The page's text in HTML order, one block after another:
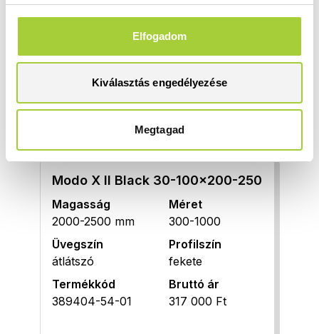
Elfogadom
Kiválasztás engedélyezése
Megtagad
variációit nézheti meg. Egyes kész termék
jelenti, hogy a rendelésnél több termékkód
megadására is szükség lehet. Ha a termék
kiválasztásában segítségre van szüksége,
Modo X II Black 30-100x200-250
Magasság
2000-2500 mm
Méret
300-1000
Üvegszín
átlátszó
Profilszín
fekete
Termékkód
389404-54-01
Bruttó ár
317 000 Ft